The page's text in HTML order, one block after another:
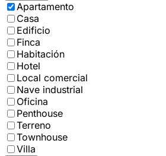
Apartamento
Casa
Edificio
Finca
Habitación
Hotel
Local comercial
Nave industrial
Oficina
Penthouse
Terreno
Townhouse
Villa